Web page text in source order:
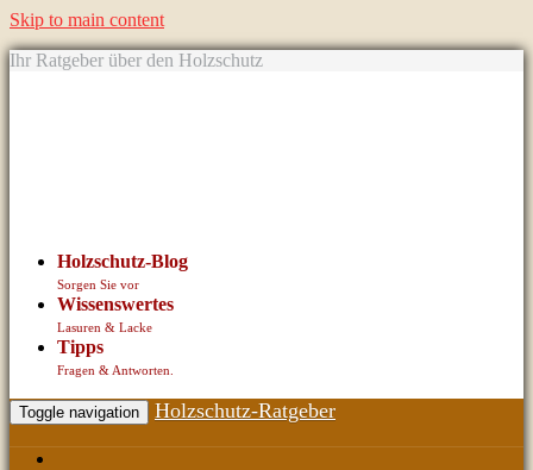
Skip to main content
Ihr Ratgeber über den Holzschutz
Holzschutz-Blog
Sorgen Sie vor
Wissenswertes
Lasuren & Lacke
Tipps
Fragen & Antworten.
Toggle navigation Holzschutz-Ratgeber